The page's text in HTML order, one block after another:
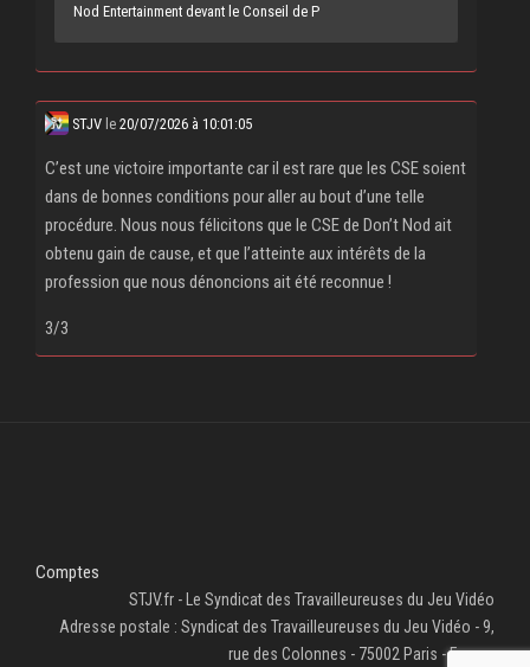
Nod Entertainment devant le Conseil de P
STJV le 20/07/2026 à 10:01:05
C’est une victoire importante car il est rare que les CSE soient
dans de bonnes conditions pour aller au bout d’une telle
procédure. Nous nous félicitons que le CSE de Don’t Nod ait
obtenu gain de cause, et que l’atteinte aux intérêts de la
profession que nous dénoncions ait été reconnue !
3/3
Comptes
STJV.fr - Le Syndicat des Travailleureuses du Jeu Vidéo
Adresse postale : Syndicat des Travailleureuses du Jeu Vidéo - 9,
rue des Colonnes - 75002 Paris - France